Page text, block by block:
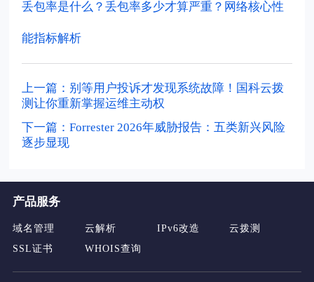
丢包率是什么？丢包率多少才算严重？网络核心性
能指标解析
上一篇：别等用户投诉才发现系统故障！国科云拨
测让你重新掌握运维主动权
下一篇：Forrester 2026年威胁报告：五类新兴风险
逐步显现
产品服务
域名管理 云解析 IPv6改造
云拨测
SSL证书
WHOIS查询